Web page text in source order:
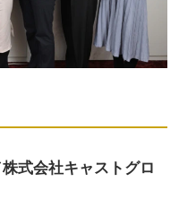
式会社キャストグロ